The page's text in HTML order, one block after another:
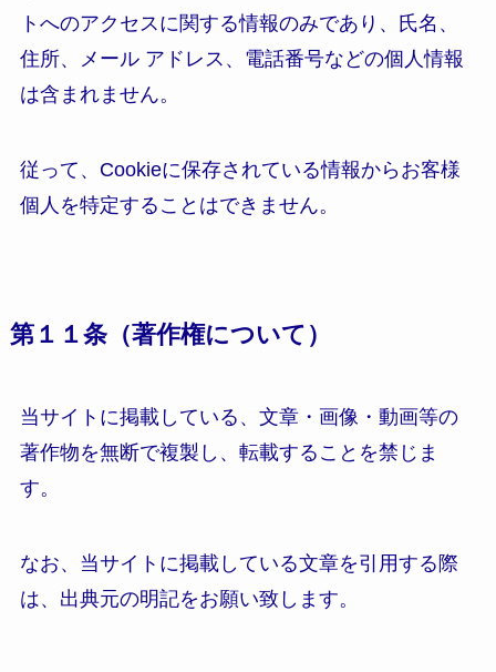
トへのアクセスに関する情報のみであり、氏名、
住所、メール アドレス、電話番号などの個人情報
は含まれません。
従って、Cookieに保存されている情報からお客様
個人を特定することはできません。
第１１条（著作権について）
当サイトに掲載している、文章・画像・動画等の
著作物を無断で複製し、転載することを禁じま
す。
なお、当サイトに掲載している文章を引用する際
は、出典元の明記をお願い致します。